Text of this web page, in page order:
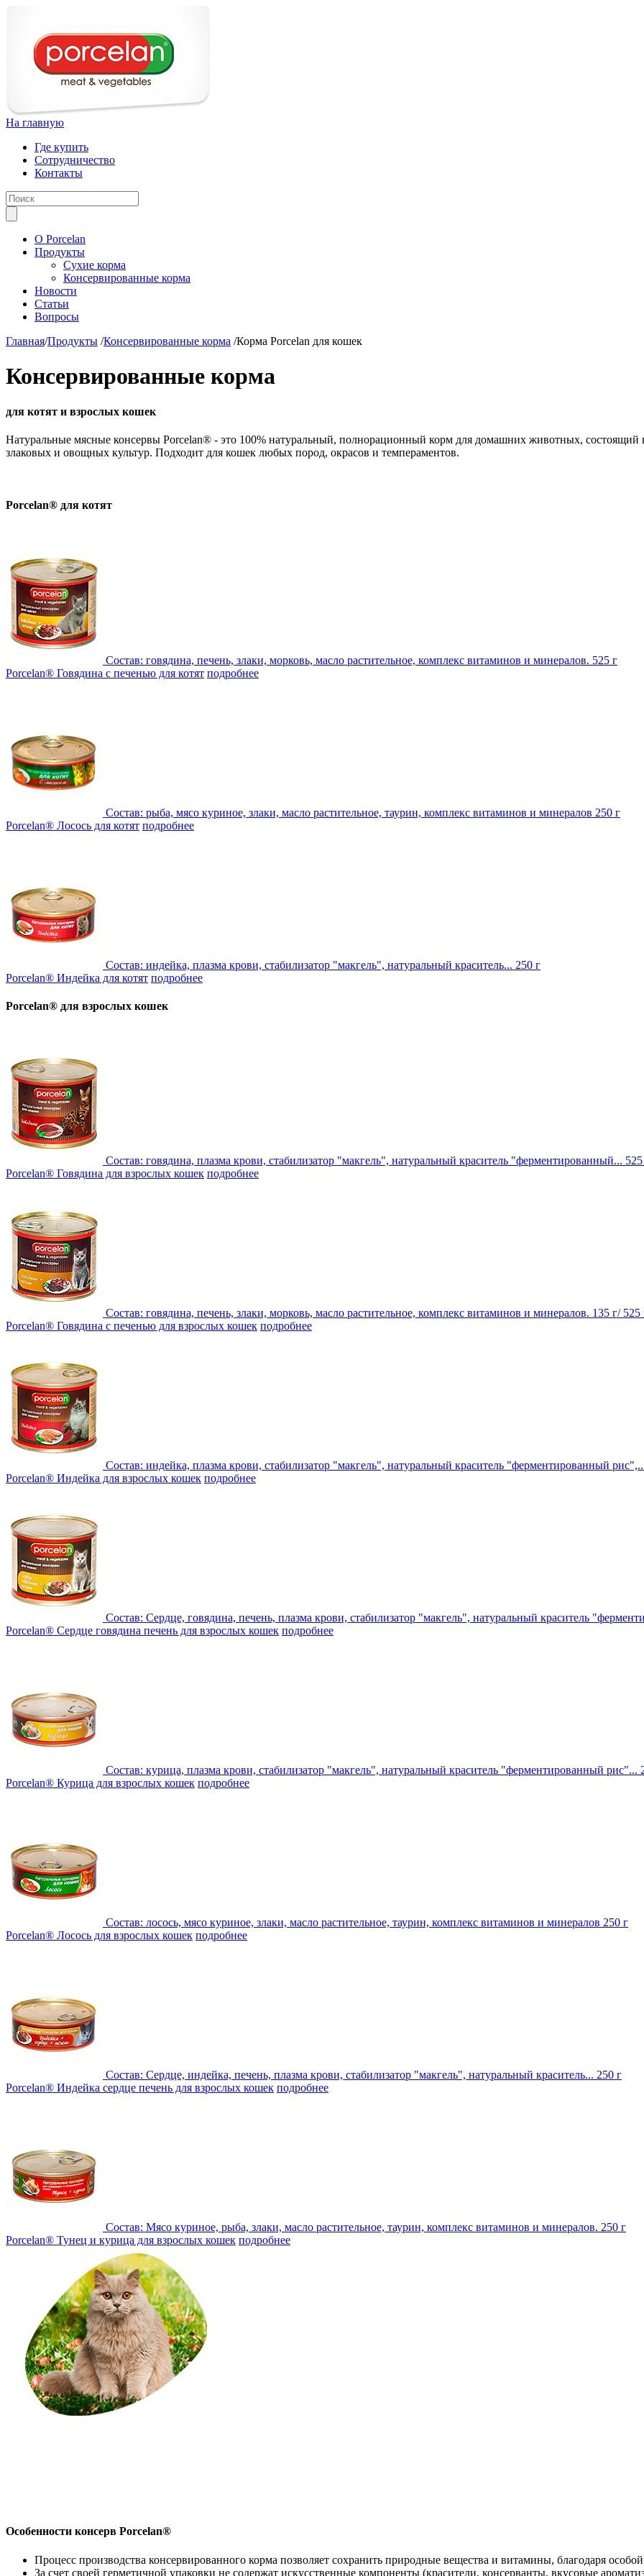
На главную
Где купить
Сотрудничество
Контакты
О Porcelan
Продукты
Сухие корма
Консервированные корма
Новости
Статьи
Вопросы
Главная/Продукты /Консервированные корма /Корма Porcelan для кошек
Консервированные корма
для котят и взрослых кошек
Натуральные мясные консервы Porcelan® - это 100% натуральный, полнорационный корм для домашних животных, состоящий
злаковых и овощных культур. Подходит для кошек любых пород, окрасов и темпераментов.
Porcelan® для котят
Состав: говядина, печень, злаки, морковь, масло растительное, комплекс витаминов и минералов. 525 г
Porcelan® Говядина с печенью для котят подробнее
Состав: рыба, мясо куриное, злаки, масло растительное, таурин, комплекс витаминов и минералов 250 г
Porcelan® Лосось для котят подробнее
Состав: индейка, плазма крови, стабилизатор "макгель", натуральный краситель... 250 г
Porcelan® Индейка для котят подробнее
Porcelan® для взрослых кошек
Состав: говядина, плазма крови, стабилизатор "макгель", натуральный краситель "ферментированный...
Porcelan® Говядина для взрослых кошек подробнее
Состав: говядина, печень, злаки, морковь, масло растительное, комплекс витаминов и минералов. 135 г/ 525
Porcelan® Говядина с печенью для взрослых кошек подробнее
Состав: индейка, плазма крови, стабилизатор "макгель", натуральный краситель "ферментированный
Porcelan® Индейка для взрослых кошек подробнее
Состав: Сердце, говядина, печень, плазма крови, стабилизатор "макгель", натуральный краситель
Porcelan® Сердце говядина печень для взрослых кошек подробнее
Состав: курица, плазма крови, стабилизатор "макгель", натуральный краситель "ферментированный рис"...
Porcelan® Курица для взрослых кошек подробнее
Состав: лосось, мясо куриное, злаки, масло растительное, таурин, комплекс витаминов и минералов 250 г
Porcelan® Лосось для взрослых кошек подробнее
Состав: Сердце, индейка, печень, плазма крови, стабилизатор "макгель", натуральный краситель... 250 г
Porcelan® Индейка сердце печень для взрослых кошек подробнее
Состав: Мясо куриное, рыба, злаки, масло растительное, таурин, комплекс витаминов и минералов. 250 г
Porcelan® Тунец и курица для взрослых кошек подробнее
Особенности консерв Porcelan®
Процесс производства консервированного корма позволяет сохранить природные вещества и витамины, благодаря
За счет своей герметичной упаковки не содержат искусственные компоненты (красители, консерванты, вкусовые